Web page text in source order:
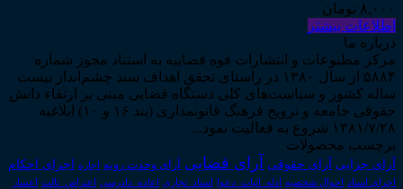
۸,۰۰۰ تومان
اطلاعات بیشتر
درباره ما
مرکز مطبوعات و انتشارات قوه قضاییه به استناد مجوز شماره
۵۸۸۴ از سال ۱۳۸۰ در راستای تحقق اهداف سند چشم‌انداز بیست
ساله کشور و سیاست‌های کلی دستگاه قضایی مبنی بر ارتقاء دانش
حقوقی جامعه و ترویج فرهنگ قانونمداری (بند ۱۶ و ۱۰) ابلاغیه
۱۳۸۱/۷/۲۸ شروع به فعالیت نمود...
برچسب محصولات
آرای جزایی آرای حقوقی آرای قضایی آرای وحدت رویه اجاره اجرای احکام
اجرای اسناد احوال شخصیه ادله_اثبات_دعوا اسناد_تجاری اعاده_دادرسی اعتراض_ثالث اعسار